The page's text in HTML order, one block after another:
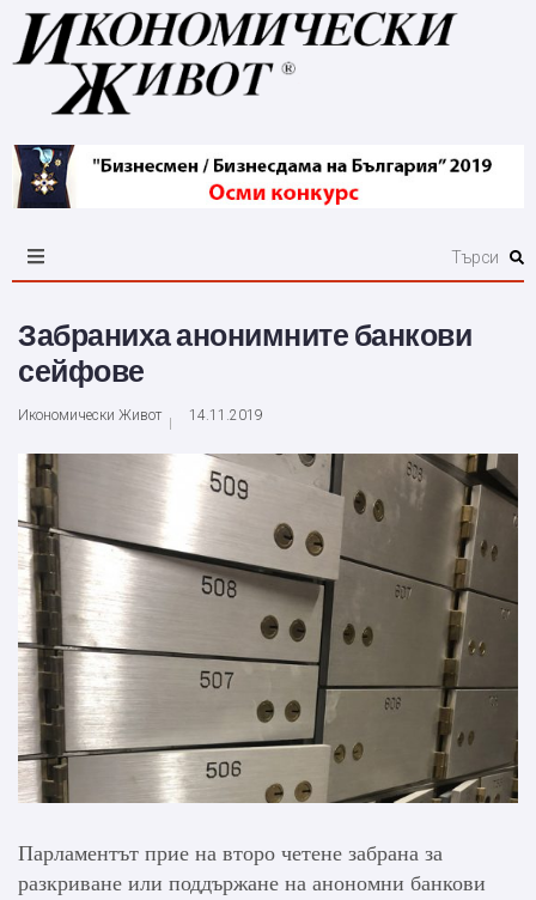
Забраниха анонимните банкови
сейфове
Икономически Живот 14.11.2019
Парламентът прие на второ четене забрана за
разкриване или поддържане на анономни банкови